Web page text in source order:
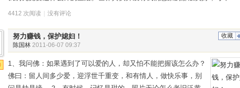
4412 次阅读 没有评论
收藏
努力赚钱，保护媳妇！
陈国林 2011-06-07 09:37
1、我问佛：如果遇到了可以爱的人，却又怕不能把握该怎么办？
佛曰：留人间多少爱，迎浮世千重变，和有情人，做快乐事，别